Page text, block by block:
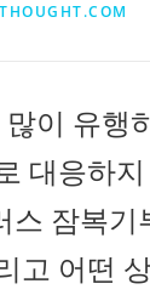
이 유행
대응하
잠복
고 어떤